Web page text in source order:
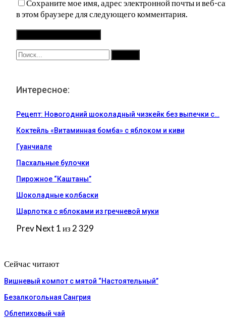
Сохраните мое имя, адрес электронной почты и веб-
в этом браузере для следующего комментария.
Интересное:
Рецепт: Новогодний шоколадный чизкейк без выпечки с…
Коктейль «Витаминная бомба» с яблоком и киви
Гуанчиале
Пасхальные булочки
Пирожное “Каштаны”
Шоколадные колбаски
Шарлотка с яблоками из гречневой муки
PrevNext 1 из 2 329
Сейчас читают
Вишневый компот с мятой “Настоятельный”
Безалкогольная Сангрия
Облепиховый чай